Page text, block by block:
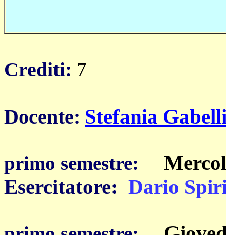
Crediti: 7
Docente: Stefania
primo semestre:
Esercitatore: Dario